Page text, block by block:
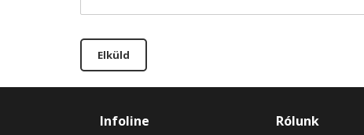
Elküld
Infoline Rólunk